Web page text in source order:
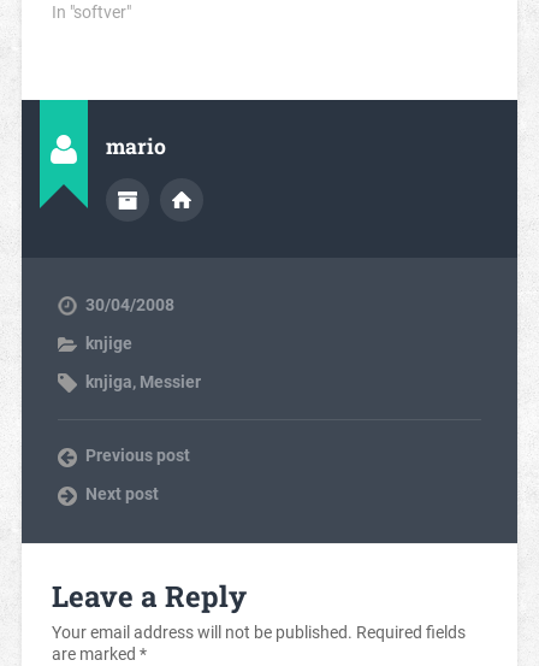
In "softver"
mario
30/04/2008
knjige
knjiga, Messier
Previous post
Next post
Leave a Reply
Your email address will not be published. Required fields
are marked *